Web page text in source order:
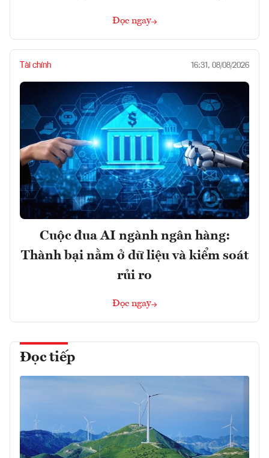
Đọc ngay
Tài chính 16:31, 08/08/2026
Cuộc đua AI ngành ngân hàng:
Thành bại nằm ở dữ liệu và kiểm soát
rủi ro
Đọc ngay
Đọc tiếp